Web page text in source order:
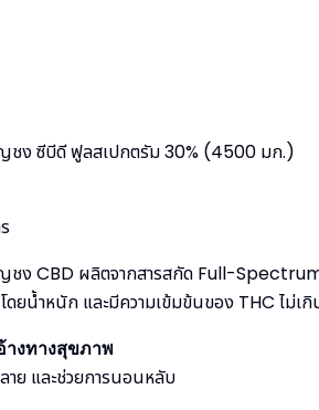
ชง ซีบีดี ฟูลสเปกตรัม 30% (4500 มก.)
ชง CBD ผลิตจากสารสกัด Full-
ดยน้ำหนัก และมีความเข้มข้นของ THC ไม่เ
งทางสุขภาพ
ย และช่วยการนอนหลับ